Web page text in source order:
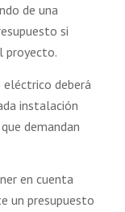
de una
si
proyecto.
eléctrico deberá
instalación
demandan
en cuenta
un presupuesto